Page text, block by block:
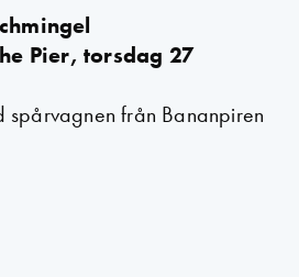
Pier, torsdag 27
spårvagnen från Bananpiren